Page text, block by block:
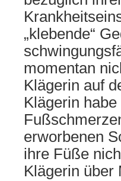
„klebende“
momentan
Klägerin auf
Klägerin
erworbenen
ihre Füße
Klägerin über